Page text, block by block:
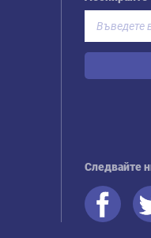
Следвайте